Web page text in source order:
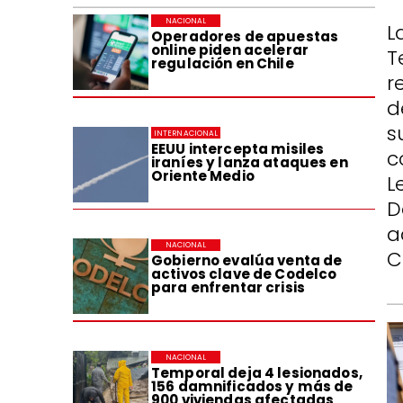
Operadores de apuestas
online piden acelerar
regulación en Chile
NACIONAL
EEUU intercepta misiles
iraníes y lanza ataques en
Oriente Medio
INTERNACIONAL
Gobierno evalúa venta de
activos clave de Codelco
para enfrentar crisis
NACIONAL
Temporal deja 4 lesionados,
156 damnificados y más de
NACIONAL